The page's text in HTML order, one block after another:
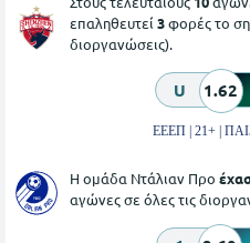
επαληθευτεί 3φορές το
διοργανώσεις).
U 1.62
ΕΕΕΠ | 21+ |
Η ομάδα Ντάλιαν Προ
αγώνες σε όλες τις